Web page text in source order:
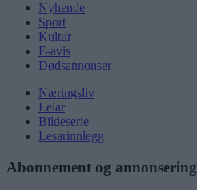
Nyhende
Sport
Kultur
E-avis
Dødsannonser
Næringsliv
Leiar
Bildeserie
Lesarinnlegg
Abonnement og annonsering